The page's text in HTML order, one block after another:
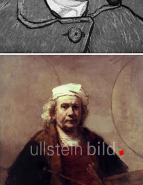
Vincent van Gogh
Granger Collection